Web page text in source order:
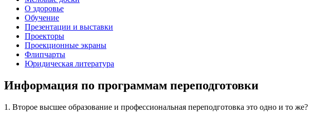
О здоровье
Обучение
Презентации и выставки
Проекторы
Проекционные экраны
Флипчарты
Юридическая литература
Информация по программам переподготовки
1. Второе высшее образование и профессиональная переподготовка это одно и то же?